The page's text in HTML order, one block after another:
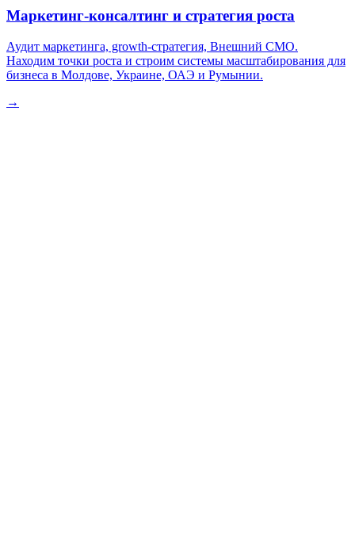
Маркетинг-консалтинг и стратегия роста
Аудит маркетинга, growth-стратегия, Внешний CMO.
Находим точки роста и строим системы масштабирования для
бизнеса в Молдове, Украине, ОАЭ и Румынии.
→